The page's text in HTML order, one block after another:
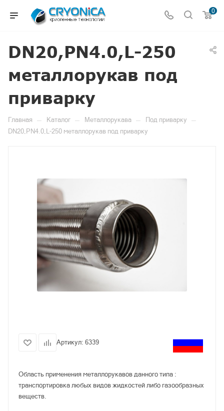
0
DN20,PN4.0,L-250
металлорукав под
приварку
Главная — Каталог — Металлорукава — Под приварку —
DN20,PN4.0,L-250 металлорукав под приварку
Артикул: 6339
Область применения металлорукавов данного типа :
транспортировка любых видов жидкостей либо газообразных
веществ.